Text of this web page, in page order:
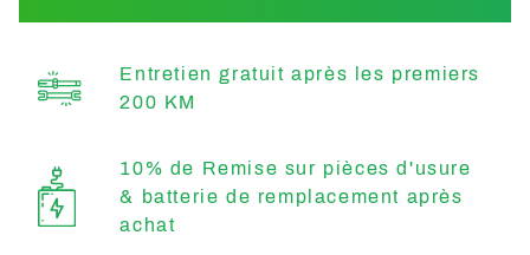
Entretien gratuit après les premiers
200 KM
10% de Remise sur pièces d'usure
& batterie de remplacement après
achat